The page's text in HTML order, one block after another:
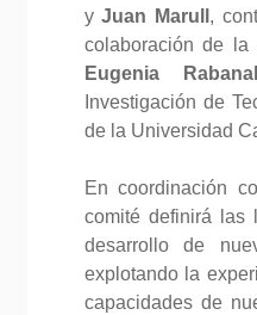
yJuan Marull ,
colaboración de la
Eugenia Rabanal
Investigación de
de la Universidad
En coordinación
comité definirá las
desarrollo de
explotando la
capacidades de